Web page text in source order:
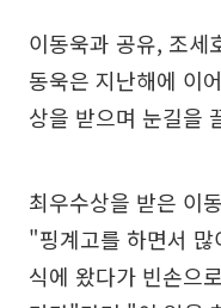
이동욱과 공유, 조세
동욱은 지난해에 이
상을 받으며 눈길을
최우수상을 받은 이
"핑계고를 하면서
식에 왔다가 빈손으